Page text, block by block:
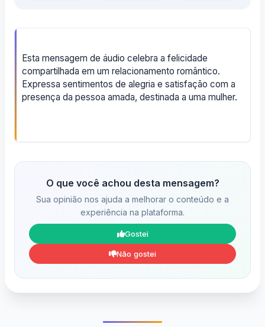
Esta mensagem de áudio celebra a felicidade
compartilhada em um relacionamento romântico.
Expressa sentimentos de alegria e satisfação com a
presença da pessoa amada, destinada a uma mulher.
O que você achou desta mensagem?
Sua opinião nos ajuda a melhorar o conteúdo e a
experiência na plataforma.
Gostei
Não gostei